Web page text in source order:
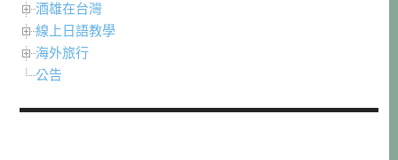
酒雄在台灣
線上日語教學
海外旅行
公告